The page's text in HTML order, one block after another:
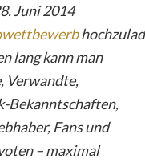
Juni 2014
lang kann man
Verwandte,
Bekanntschaften,
Fans und
– maximal